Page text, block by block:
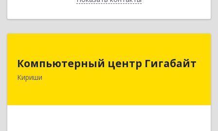
Компьютерный центр Гигабайт
Кириши
187110, Ленинградская обл, Кириши г,
Подробнее